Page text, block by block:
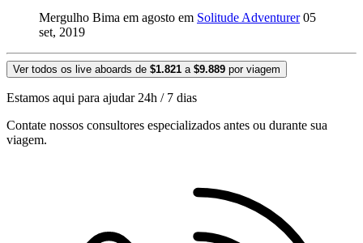
Mergulho Bima em agosto em Solitude Adventurer 05
set, 2019
Ver todos os live aboards de $1.821 a $9.889 por viagem
Estamos aqui para ajudar 24h / 7 dias
Contate nossos consultores especializados antes ou durante sua
viagem.